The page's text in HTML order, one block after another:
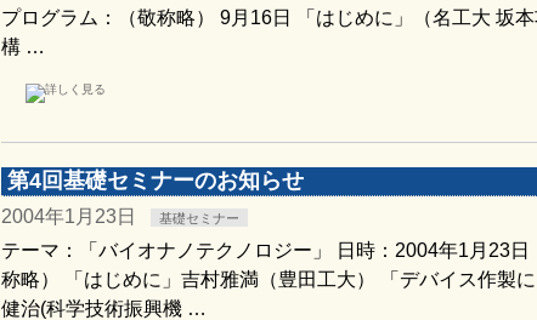
プログラム：（敬称略） 9月16日 「はじめに」（名工大 坂
構 …
第4回基礎セミナーのお知らせ
2004年1月23日 基礎セミナー
テーマ：「バイオナノテクノロジー」 日時：2004年1月23
称略） 「はじめに」吉村雅満（豊田工大） 「デバイス作製
健治(科学技術振興機 …